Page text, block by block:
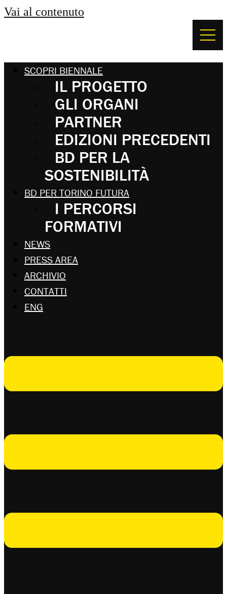
Vai al contenuto
SCOPRI BIENNALE
IL PROGETTO
GLI ORGANI
PARTNER
EDIZIONI PRECEDENTI
BD PER LA
SOSTENIBILITÀ
BD PER TORINO FUTURA
I PERCORSI
FORMATIVI
NEWS
PRESS AREA
ARCHIVIO
CONTATTI
ENG